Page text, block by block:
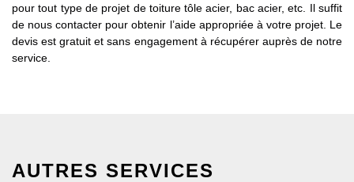
pour tout type de projet de toiture tôle acier, bac acier, etc. Il suffit
de nous contacter pour obtenir l’aide appropriée à votre projet. Le
devis est gratuit et sans engagement à récupérer auprès de notre
service.
AUTRES SERVICES